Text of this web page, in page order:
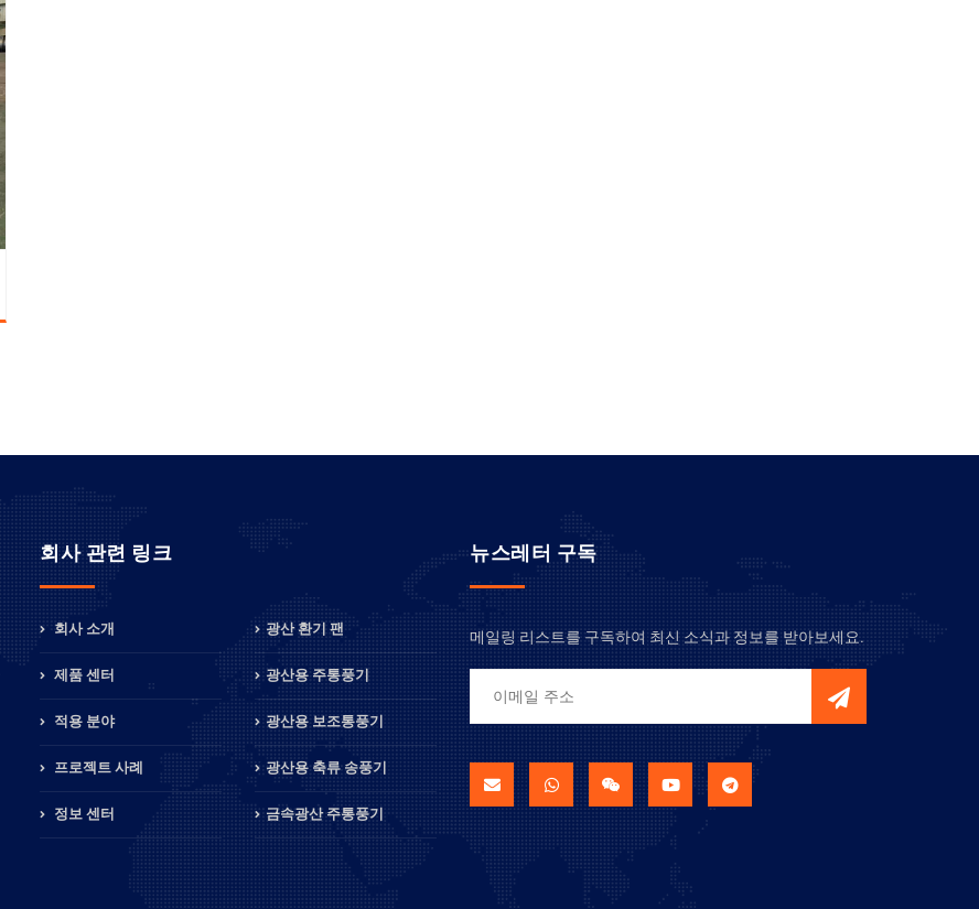
회사 관련 링크
회사 소개
제품 센터
적용 분야
프로젝트 사례
정보 센터
광산 환기 팬
광산용 주통풍기
광산용 보조통풍기
광산용 축류 송풍기
금속광산 주통풍기
뉴스레터 구독
메일링 리스트를 구독하여 최신 소식과 정보를 받아보세요.